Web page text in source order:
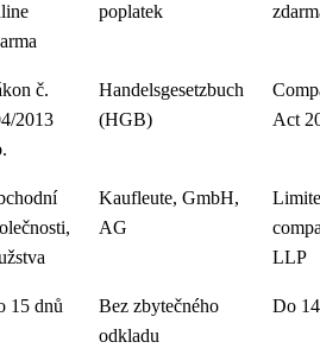
poplatek
č.
2013
Handelsgesetzbuch
(HGB)
Act
Kaufleute, GmbH,
AG
LLP
15 dnů
Bez zbytečného
odkladu
Do